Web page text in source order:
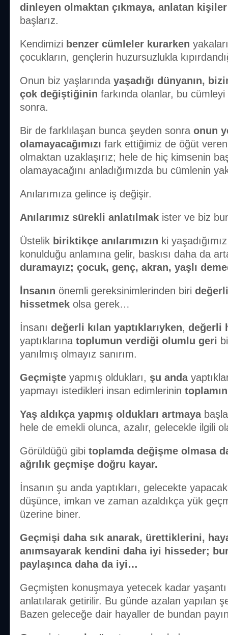
dinleyen olmaktan çıkmaya, anlatan kişiler
başlarız.
Kendimizi benzer cümleler kurarken
çocukların, gençlerin huzursuzlukla
Onun biz yaşlarında yaşadığı dünyanın,
çok değiştiğinin farkında olanlar, bu
sonra.
Bir de farklılaşan bunca şeyden sonra onun
olamayacağımızı fark ettiğimiz de öğüt veren
olmaktan uzaklaşırız; hele de hiç kimsenin
olamayacağını anladığımızda bu cümlenin
Anılarımıza gelince iş değişir.
Anılarımız sürekli anlatılmak ister ve biz
Üstelik biriktikçe anılarımızın ki
konulduğu anlamına gelir, baskısı daha da
duramayız; çocuk, genç, akran, yaşlı
İnsanın önemli gereksinimlerinden biri
hissetmek olsa gerek…
İnsanı değerli kılan yaptıklarıyken, değerli
yaptıklarına toplumun verdiği olumlu geri
yanılmış olmayız sanırım.
Geçmişte yapmış oldukları, şu anda
yapmayı istedikleri insan edimlerinin
Yaş aldıkça yapmış oldukları artmaya
hele de emekli olunca, azalır, gelecekle ilgili
Görüldüğü gibi toplamda değişme olmasa
ağrılık geçmişe doğru kayar.
İnsanın şu anda yaptıkları, gelecekte
düşünce, imkan ve zaman azaldıkça yük
üzerine biner.
Geçmişi daha sık anarak, ürettiklerini,
anımsayarak kendini daha iyi hisseder;
paylaşınca daha da iyi…
Geçmişten konuşmaya yetecek kadar
anlatılarak getirilir. Bu günde azalan yapılan
Bazen geleceğe dair hayaller de bundan